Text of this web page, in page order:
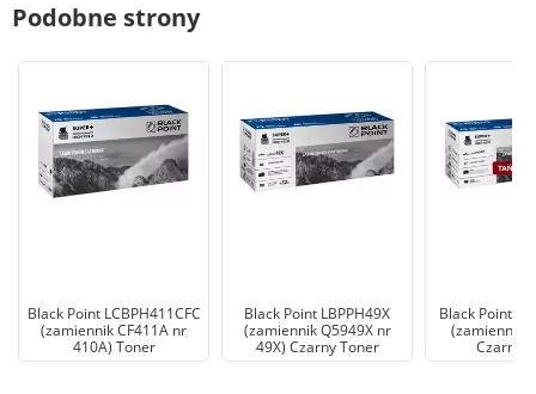
Podobne strony
Black Point LCBPH411CFC
(zamiennik CF411A nr
410A) Toner
Black Point LBPPH49X
(zamiennik Q5949X nr
49X) Czarny Toner
Black Point
(zamiennik
Czarny